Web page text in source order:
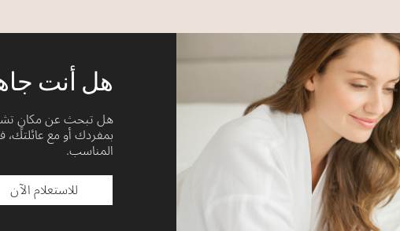
هل أنت
هل تبحث عن مكانٍ
بمفردك أو مع عائلتك،
المناسب.
للاستعلام الآن